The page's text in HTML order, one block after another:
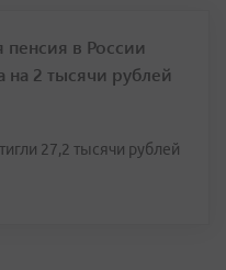
пенсия в России
на 2 тысячи рублей
27,2 тысячи рублей